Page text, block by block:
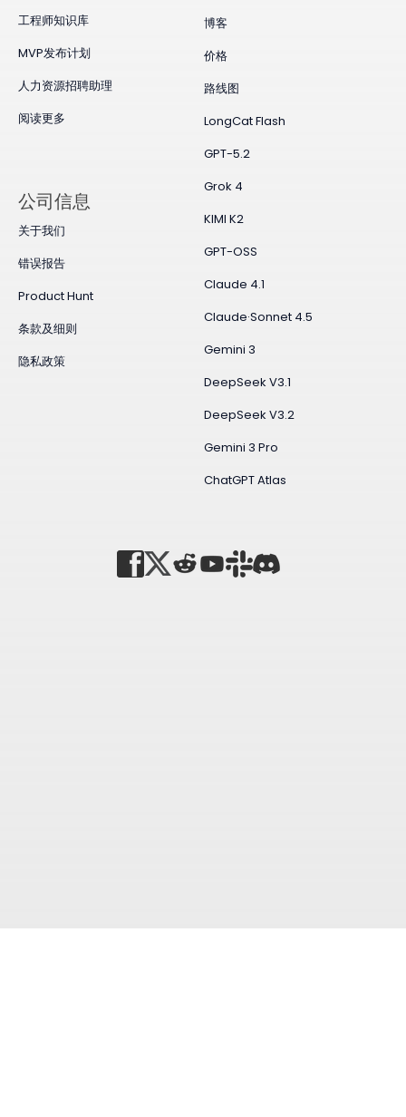
工程师知识库
MVP发布计划
人力资源招聘助理
阅读更多
博客
价格
路线图
LongCat Flash
GPT-5.2
Grok 4
KIMI K2
GPT-OSS
Claude 4.1
Claude·Sonnet 4.5
Gemini 3
DeepSeek V3.1
DeepSeek V3.2
Gemini 3 Pro
ChatGPT Atlas
公司信息
关于我们
错误报告
Product Hunt
条款及细则
隐私政策